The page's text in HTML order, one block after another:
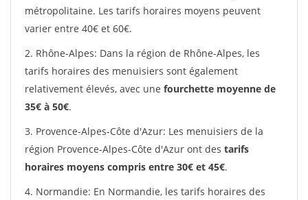
métropolitaine. Les tarifs horaires moyens peuvent
varier entre 40€ et 60€.
2. Rhône-Alpes: Dans la région de Rhône-Alpes, les
tarifs horaires des menuisiers sont également
relativement élevés, avec une fourchette moyenne de
35€ à 50€.
3. Provence-Alpes-Côte d'Azur: Les menuisiers de la
région Provence-Alpes-Côte d'Azur ont des tarifs
horaires moyens compris entre 30€ et 45€.
4. Normandie: En Normandie, les tarifs horaires des